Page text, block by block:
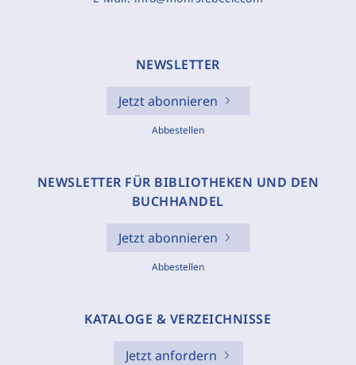
NEWSLETTER
Jetzt abonnieren
Abbestellen
NEWSLETTER FÜR BIBLIOTHEKEN UND DEN
BUCHHANDEL
Jetzt abonnieren
Abbestellen
KATALOGE & VERZEICHNISSE
Jetzt anfordern